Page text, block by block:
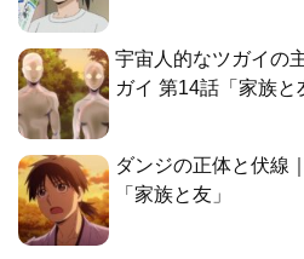
宇宙人的なツガイの
ガイ 第14話「家族と
ダンジの正体と伏線
「家族と友」